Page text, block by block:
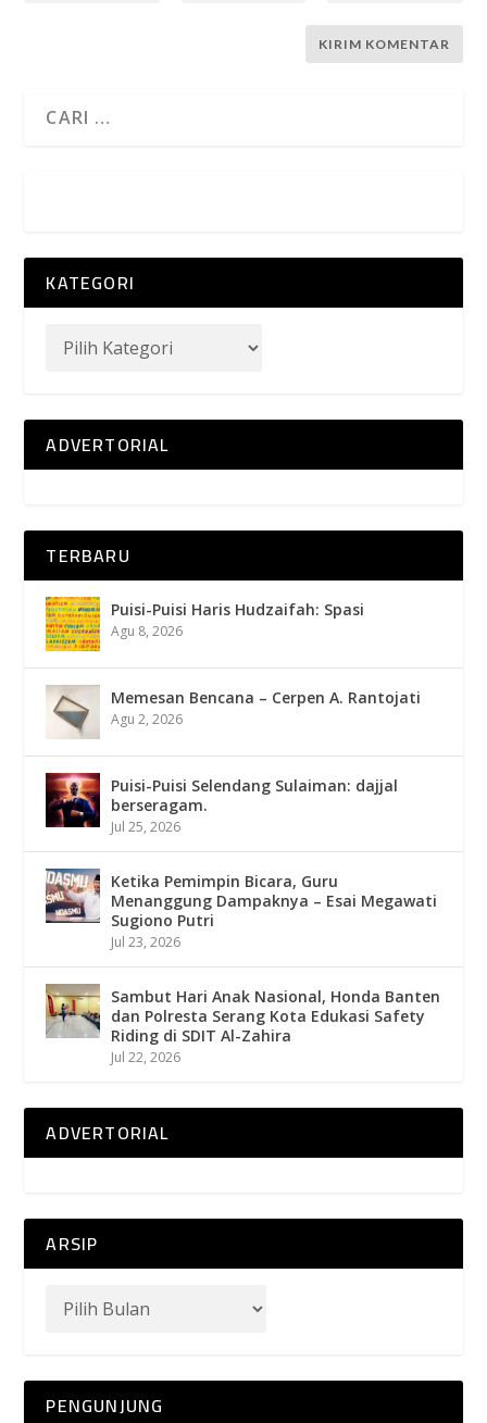
KATEGORI
ADVERTORIAL
TERBARU
Puisi-Puisi Haris Hudzaifah: Spasi
Agu 8, 2026
Memesan Bencana – Cerpen A. Rantojati
Agu 2, 2026
Puisi-Puisi Selendang Sulaiman: dajjal
berseragam.
Jul 25, 2026
Ketika Pemimpin Bicara, Guru
Menanggung Dampaknya – Esai Megawati
Sugiono Putri
Jul 23, 2026
Sambut Hari Anak Nasional, Honda Banten
dan Polresta Serang Kota Edukasi Safety
Riding di SDIT Al-Zahira
Jul 22, 2026
ADVERTORIAL
ARSIP
PENGUNJUNG